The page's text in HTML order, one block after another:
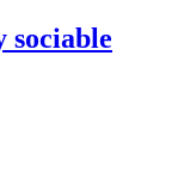
sociable